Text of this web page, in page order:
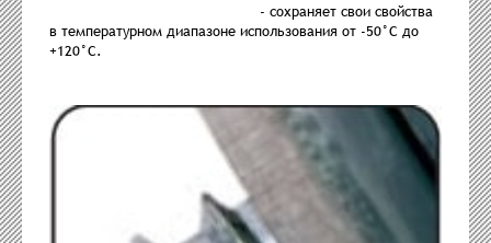
- сохраняет свои свойства
в температурном диапазоне использования от -50°С до
+120°С.